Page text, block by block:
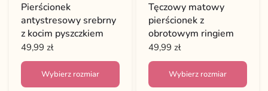
Pierścionek
antystresowy srebrny
z kocim pyszczkiem
49,99 zł
Wybierz rozmiar
Tęczowy matowy
pierścionek z
obrotowym ringiem
49,99 zł
Wybierz rozmiar